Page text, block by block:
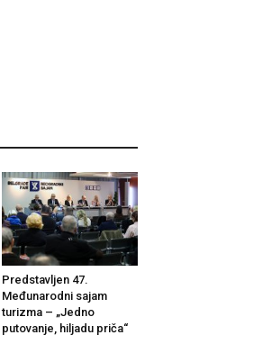
Predstavljen 47.
Međunarodni sajam
turizma – „Jedno
putovanje, hiljadu priča“